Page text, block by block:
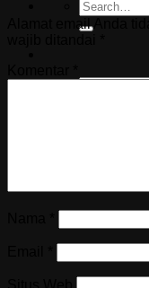
Alamat email Anda